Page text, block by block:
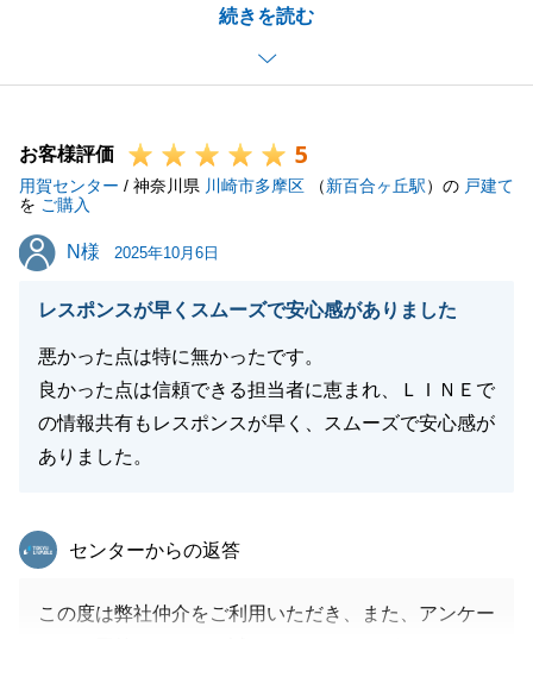
続きを読む
_この度のN様のお住み替えは、ご親族様の近くとい
う大切な目的と同時に、初めてお住まいになるエリア
へのご転居という、期待とご不安が入り混じるもので
_担当者といたしましては、N様が新生活をスムーズ
に、そして心穏やかにスタートできるよう、地域の詳
細な情報提供はもちろんのこと、お引越しに伴う細や
かなご懸念事項の解消に尽力させていただきました。
の一助となっていれば、これに勝る喜びはございませ
ん。
_無事にお引越しを終えられたとのご報告を承り、安
堵いたしました。この新しいお住まいが、N様ご家
族、特にお子様とのかけがえのない思い出を育む、温
_末筆ではございますが、N様ご家族の今後の益々の
_今後とも何卒よろしくお願い申し上げます。
お客様評価 5
用賀センター / 神奈川県 川崎市多摩区 （新百合ヶ丘駅）の 戸建て
を ご購入
N様
N様 2025年10月6日
レスポンスが早くスムーズで安心感がありました
悪かった点は特に無かったです。
良かった点は信頼できる担当者に恵まれ、ＬＩＮＥで
の情報共有もレスポンスが早く、スムーズで安心感が
ありました。
東急リバブル
センターからの返答
この度は弊社仲介をご利用いただき、また、アンケー